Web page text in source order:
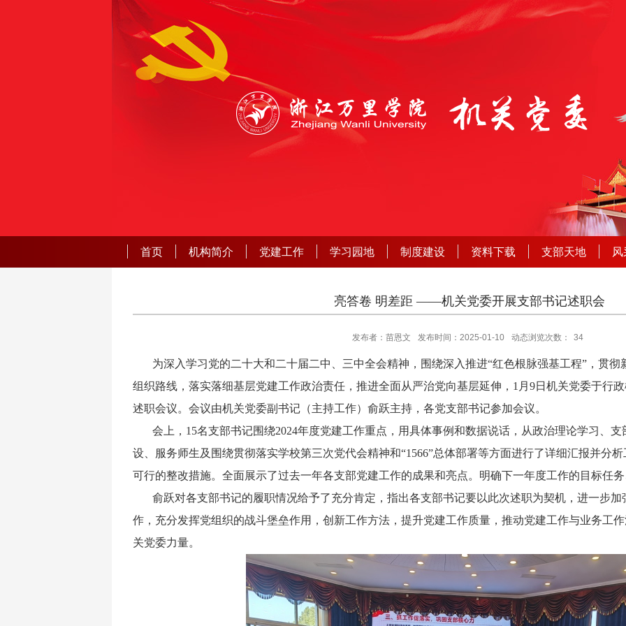
首页 机构简介 党建工作 学习园地 制度建设 资料下载 支部天地
亮答卷 明差距 ——机关党委开展支部书记述职会
发布者：苗恩文 发布时间：2025-01-10 动态浏览次数： 34
为深入学习党的二十大和二十届二中、三中全会精神，围绕深入推进“红色根脉强基工程”，贯
组织路线，落实落细基层党建工作政治责任，推进全面从严治党向基层延伸，1月9日机关党委于行
述职会议。会议由机关党委副书记（主持工作）俞跃主持，各党支部书记参加会议。
会上， 15名支部书记围绕2024年度党建工作重点 ， 用具体事例和数据说话，从政治理论学习、
设、服务师生及 围绕贯彻落实学校第三次党代会精神和“1566”总体部署等方面进行了详细汇报并分
可行的整改措施。 全面展示了过去一年各支部党建工作的成果和亮点。 明确下一年度工作的目标任
俞跃对各支部书记的履职情况给予了充分肯定，指出各支部书记要以此次述职为契机，进一步加
作，充分发挥党组织的战斗堡垒作用，创新工作方法，提升党建工作质量，推动党建工作与业务工
关党委力量。